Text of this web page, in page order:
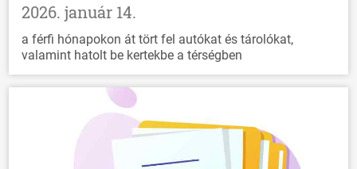
HÍREK
VÁLASZTÁSOK
2026. január 14.
a férfi hónapokon át tört fel autókat és tárolókat,
valamint hatolt be kertekbe a térségben